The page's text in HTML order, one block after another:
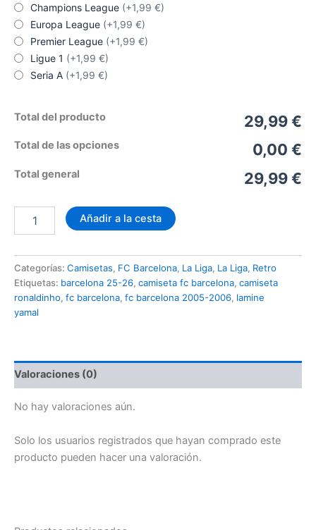
Champions League (+1,99 €)
Europa League (+1,99 €)
Premier League (+1,99 €)
Ligue 1 (+1,99 €)
Seria A (+1,99 €)
Total del producto 29,99 €
Total de las opciones 0,00 €
Total general 29,99 €
Local
Temporada
2005-
2006
cantidad
Añadir a la cesta
Categorías: Camisetas, FC Barcelona, La Liga, La Liga, Retro
Etiquetas: barcelona 25-26, camiseta fc barcelona, camiseta
ronaldinho, fc barcelona, fc barcelona 2005-2006, lamine
yamal
Valoraciones (0)
No hay valoraciones aún.
Solo los usuarios registrados que hayan comprado este
producto pueden hacer una valoración.